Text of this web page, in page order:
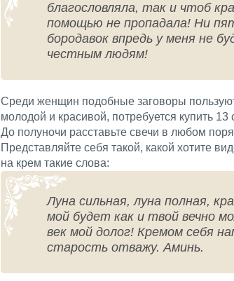
благословляла, так и чтоб
помощью не пропадала! Ни
бородавок впредь у меня не
честным людям!
Среди женщин подобные заговоры
молодой и красивой, потребуется купить
До полуночи расставьте свечи в любом
Представляйте себя такой, какой хотите
на крем такие слова:
Луна сильная, луна полная,
мой будет как и твой вечно
век мой долог! Кремом себя
старость отважу. Аминь.